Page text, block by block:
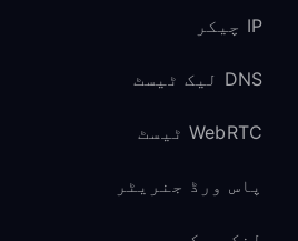
IP چیکر
DNS لیک ٹیسٹ
WebRTC ٹیسٹ
پاس ورڈ جنریٹر